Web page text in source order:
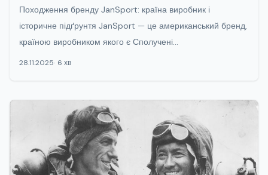
Походження бренду JanSport: країна виробник і
історичне підґрунтя JanSport — це американський бренд,
країною виробником якого є Сполучені...
28.11.2025 6 хв